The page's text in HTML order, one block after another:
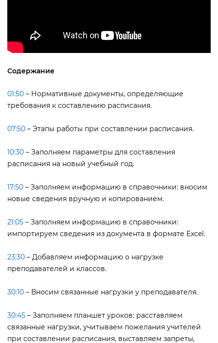
Содержание
01:50 – Нормативные документы, определяющие
требования к составлению расписания.
07:50 – Этапы работы при составлении расписания.
10:30 – Заполняем параметры для составления
расписания на новый учебный год.
17:50 – Заполняем информацию в справочники: вносим
новые сведения вручную и копированием.
21:05 – Заполняем информацию в справочники:
импортируем сведения из документа в формате Excel.
23:30 – Добавляем информацию о нагрузке
преподавателей и классов.
30:10 – Вносим связанные нагрузки у преподавателя.
30:45 – Заполняем планшет уроков: расставляем
связанные нагрузки, учитываем пожелания учителей
при составлении расписания, выставляем запреты,